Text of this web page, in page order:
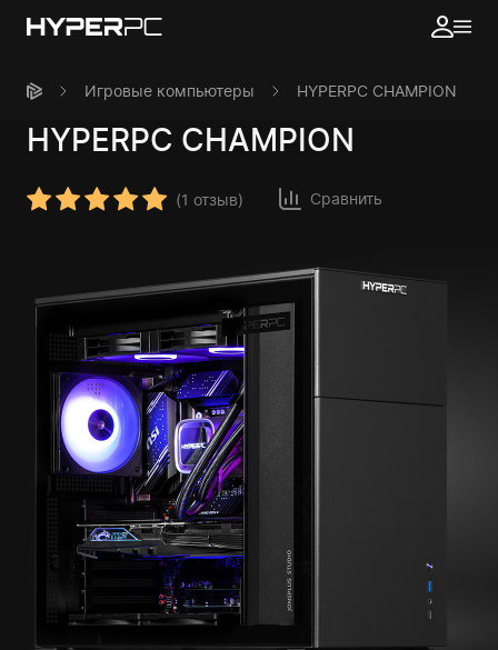
Игровые компьютеры HYPERPC CHAMPION
HYPERPC CHAMPION
(1 отзыв) Сравнить